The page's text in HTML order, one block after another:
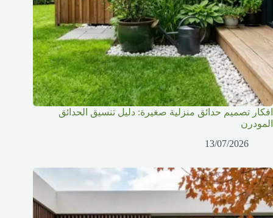
افكار تصميم حدائق منزلية صغيرة: دليل تنسيق الحدائق
المودرن
13/07/2026